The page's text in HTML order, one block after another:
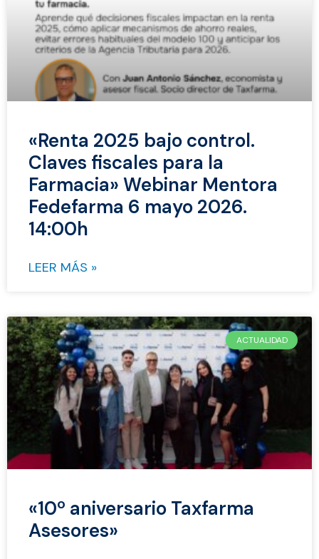
«Renta 2025 bajo control.
Claves fiscales para la
Farmacia» Webinar Mentora
Fedefarma 6 mayo 2026.
14:00h
LEER MÁS »
ACTUALIDAD
«10º aniversario Taxfarma
Asesores»